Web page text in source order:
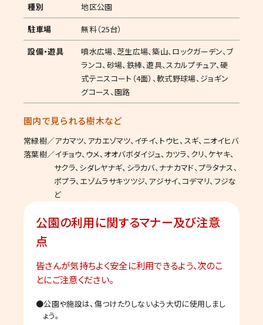
種別
地区公園
駐車場
無料（25台）
設備・遊具
噴水広場、芝生広場、築山、ロックガーデン、ブ
ランコ、砂場、鉄棒、遊具、スカルプチュア、硬
式テニスコート（4面）、軟式野球場、ジョギン
グコース、園路
園内で見られる樹木など
常緑樹／アカマツ、アカエゾマツ、イチイ、トウヒ、スギ、ニオイヒバ
落葉樹／イチョウ、ウメ、オオバボダイジュ、カツラ、クリ、ケヤキ、
サクラ、シダレヤナギ、シラカバ、ナナカマド、プラタナス、
ポプラ、エゾムラサキツツジ、アジサイ、コデマリ、フジな
ど
公園の利用に関するマナー及び注意
点
皆さんが気持ちよく安全に利用できるよう、次のこ
とにご注意ください。
公園や施設は、傷つけたりしないよう大切に使用しまし
ょう。